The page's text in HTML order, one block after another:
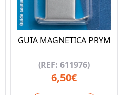
GUIA MAGNETICA PRYM
(REF: 611976)
6,50€